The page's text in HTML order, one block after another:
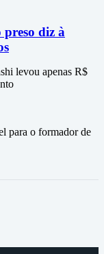
diz à
levou apenas R$
para o formador de